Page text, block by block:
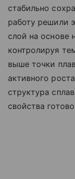
стабильно
работу решили
слой на основе
контролируя
выше точки
активного
структура
свойства